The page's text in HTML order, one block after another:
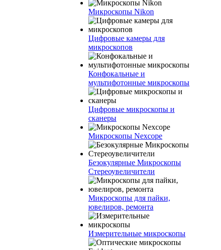
Микроскопы Nikon
Цифровые камеры для
микроскопов
Конфокальные и
мультифотонные микроскопы
Цифровые микроскопы и
сканеры
Микроскопы Nexcope
Безокулярные Микроскопы
Стереоувеличители
Микроскопы для пайки,
ювелиров, ремонта
Измерительные микроскопы